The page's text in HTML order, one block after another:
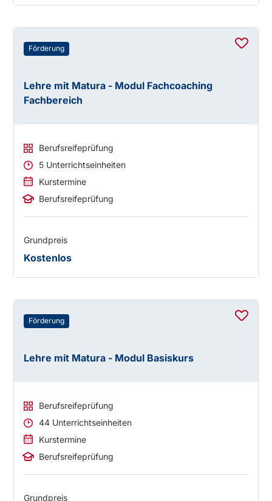
Förderung
Lehre mit Matura - Modul Fachcoaching
Fachbereich
Berufsreifeprüfung
5 Unterrichtseinheiten
Kurstermine
Berufsreifeprüfung
Grundpreis
Kostenlos
Förderung
Lehre mit Matura - Modul Basiskurs
Berufsreifeprüfung
44 Unterrichtseinheiten
Kurstermine
Berufsreifeprüfung
Grundpreis